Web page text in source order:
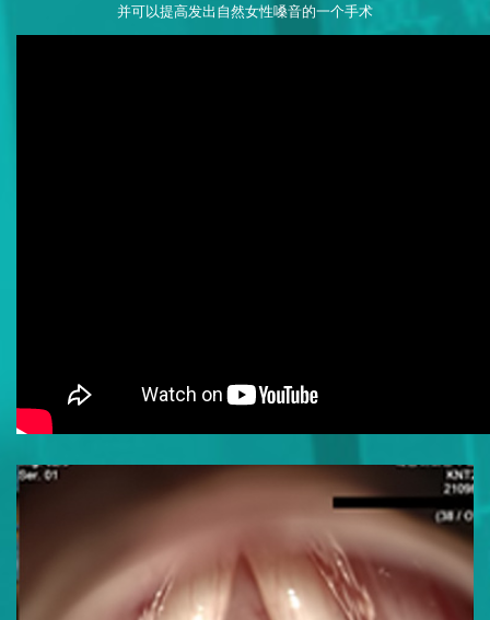
并可以提高发出自然女性嗓音的一个手术